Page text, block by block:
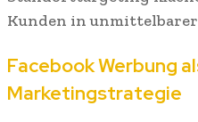
Kunden in
Facebook Werbung
Marketingstrategie